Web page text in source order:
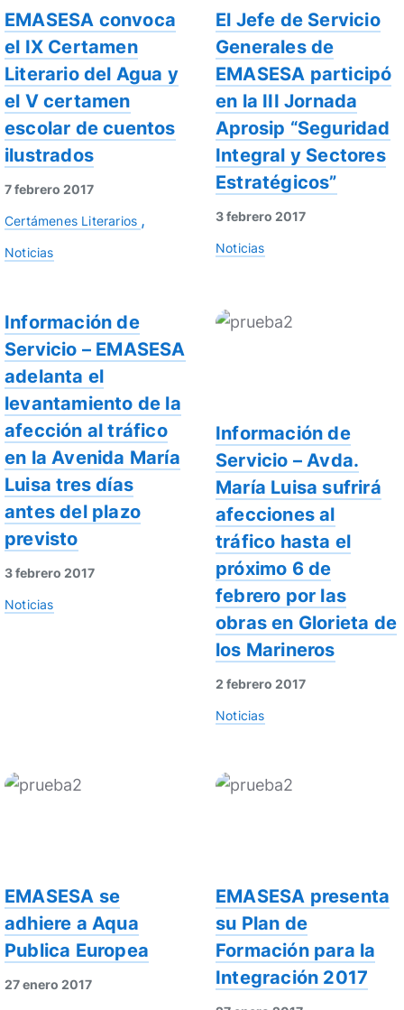
EMASESA convoca
el IX Certamen
Literario del Agua y
el V certamen
escolar de cuentos
ilustrados
7 febrero 2017
Certámenes Literarios
Noticias
El Jefe de Servicio
Generales de
EMASESA participó
en la III Jornada
Aprosip “Seguridad
Integral y Sectores
Estratégicos”
3 febrero 2017
Noticias
Información de
Servicio – EMASESA
adelanta el
levantamiento de la
afección al tráfico
en la Avenida María
Luisa tres días
antes del plazo
previsto
3 febrero 2017
Noticias
Información de
Servicio – Avda.
María Luisa sufrirá
afecciones al
tráfico hasta el
próximo 6 de
febrero por las
obras en Glorieta de
los Marineros
2 febrero 2017
Noticias
EMASESA se
adhiere a Aqua
Publica Europea
27 enero 2017
EMASESA presenta
su Plan de
Formación para la
Integración 2017